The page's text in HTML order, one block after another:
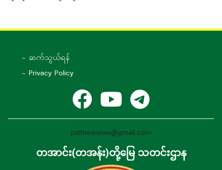
- ဆက်သွယ်ရန်
- Privacy Policy
pslftnlanews@gmail.com
တအာင်း(တအန်း)တို့မြေ သတင်းဌာန